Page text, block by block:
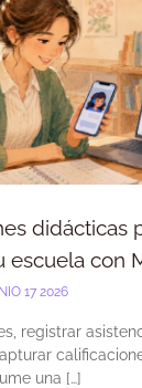
didácticas
escuela con
17 2026
registrar
una […]